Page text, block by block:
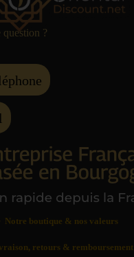
?
Notre boutique & nos valeurs
retours & remboursement